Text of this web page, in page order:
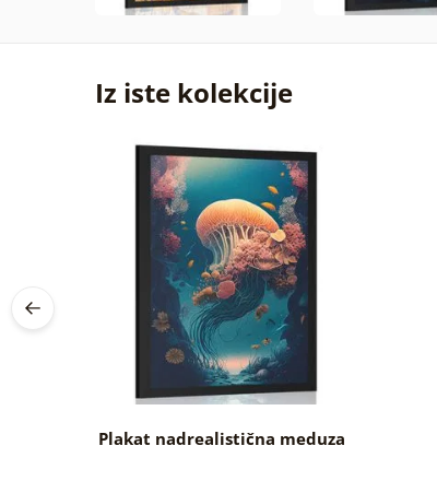
Iz iste kolekcije
Plakat nadrealistična meduza